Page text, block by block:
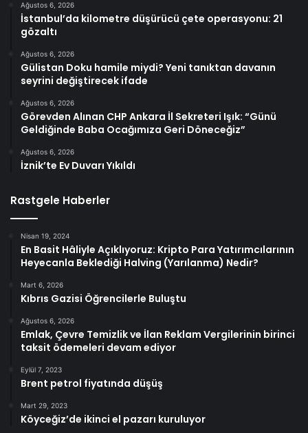
Ağustos 6, 2026
İstanbul’da kilometre düşürücü çete operasyonu: 21
gözaltı
Ağustos 6, 2026
Gülistan Doku hamile miydi? Yeni tanıktan davanın
seyrini değiştirecek ifade
Ağustos 6, 2026
Görevden Alınan CHP Ankara İl Sekreteri Işık: “Günü
Geldiğinde Baba Ocağımıza Geri Döneceğiz”
Ağustos 6, 2026
İznik’te Ev Duvarı Yıkıldı
Rastgele Haberler
Nisan 19, 2024
En Basit Hâliyle Açıklıyoruz: Kripto Para Yatırımcılarının
Heyecanla Beklediği Halving (Yarılanma) Nedir?
Mart 6, 2026
Kıbrıs Gazisi Öğrencilerle Buluştu
Ağustos 6, 2026
Emlak, Çevre Temizlik ve İlan Reklam Vergilerinin birinci
taksit ödemeleri devam ediyor
Eylül 7, 2023
Brent petrol fiyatında düşüş
Mart 29, 2023
Köyceğiz’de ikinci el pazarı kuruluyor